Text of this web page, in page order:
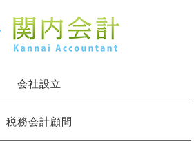
会社設立
税務会計顧問